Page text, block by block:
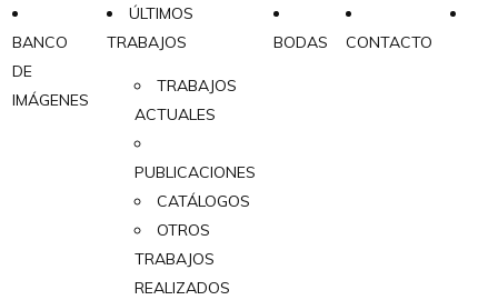
BANCO
DE
IMÁGENES
ÚLTIMOS
TRABAJOS
TRABAJOS
ACTUALES
PUBLICACIONES
CATÁLOGOS
OTROS
TRABAJOS
REALIZADOS
BODAS CONTACTO